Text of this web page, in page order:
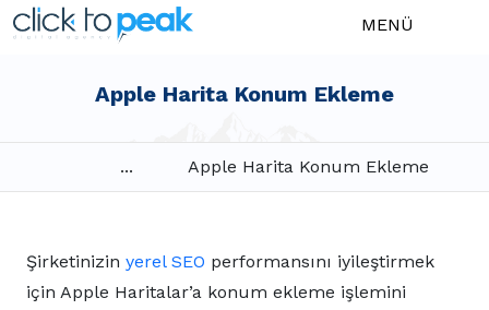
MENÜ
Apple Harita Konum Ekleme
... Apple Harita Konum Ekleme
Şirketinizin yerel SEO performansını iyileştirmek
için Apple Haritalar’a konum ekleme işlemini